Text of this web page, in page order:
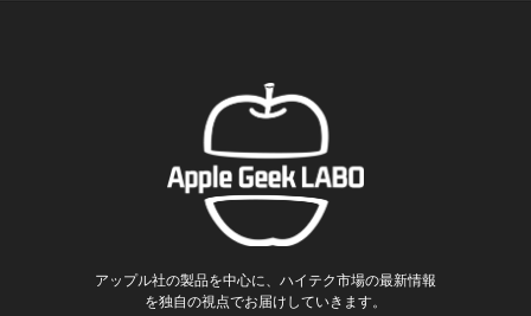
アップル社の製品を中心に、ハイテク市場の最新情報
を独自の視点でお届けしていきます。